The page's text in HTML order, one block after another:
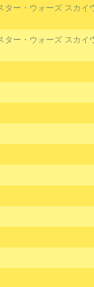
ター・ウォーズ スカイ
ター・ウォーズ スカイ